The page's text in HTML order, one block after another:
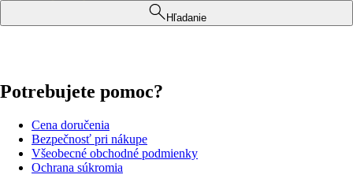
Hľadanie
Potrebujete pomoc?
Cena doručenia
Bezpečnosť pri nákupe
Všeobecné obchodné podmienky
Ochrana súkromia